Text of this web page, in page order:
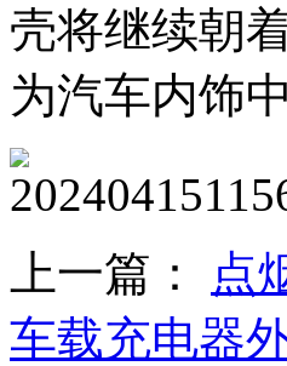
壳将继续朝
为汽车内饰
上一篇：
点
车载充电器